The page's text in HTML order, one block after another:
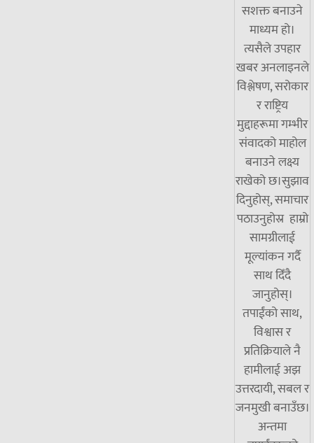
सशक्त बनाउने
माध्यम हो।
त्यसैले उपहार
खबर अनलाइनले
विश्लेषण, सरोकार
र राष्ट्रिय
मुद्दाहरूमा गम्भीर
संवादको माहोल
बनाउने लक्ष्य
राखेको छ।सुझाव
दिनुहोस्, समाचार
पठाउनुहोस्र हाम्रो
सामग्रीलाई
मूल्यांकन गर्दै
साथ दिँदै
जानुहोस्।
तपाईंको साथ,
विश्वास र
प्रतिक्रियाले नै
हामीलाई अझ
उत्तरदायी, सबल र
जनमुखी बनाउँछ।
अन्तमा